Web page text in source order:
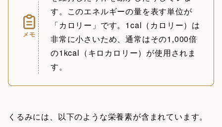
メモ
す。このエネルギーの量を表す単位が
「カロリー」です。1cal（カロリー）は
非常に小さいため、通常はその1,000倍
の1kcal（キロカロリー）が使用されま
す。
くるみには、以下のような栄養素が含まれています。